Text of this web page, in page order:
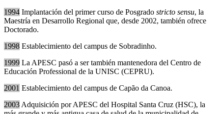
1994 Implantación del primer curso de Posgrado stricto sensu, la
Maestría en Desarrollo Regional que, desde 2002, también ofrece
Doctorado.
1998 Establecimiento del campus de Sobradinho.
1999 La APESC pasó a ser también mantenedora del Centro de
Educación Professional de la UNISC (CEPRU).
2001 Establecimiento del campus de Capão da Canoa.
2003 Adquisición por APESC del Hospital Santa Cruz (HSC), la